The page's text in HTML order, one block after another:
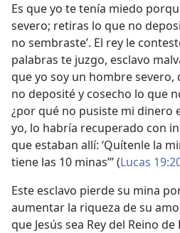
Es que yo te tenía miedo
severo; retiras lo que no
no sembraste’. El rey le
palabras te juzgo, esclavo
que yo soy un hombre
no deposité y cosecho lo que
¿por qué no pusiste mi dinero
yo, lo habría recuperado con
que estaban allí: ‘Quítenle la
tiene las 10 minas’” (Lucas
Este esclavo pierde su mina
aumentar la riqueza de su
que Jesús sea Rey del Reino